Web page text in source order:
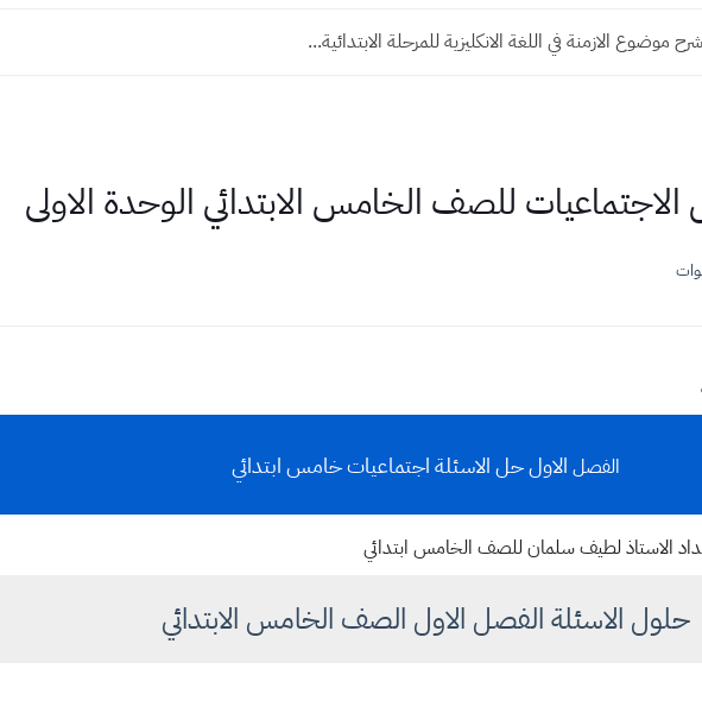
موضوع الازمنة في اللغة الانكليزية للمرحلة الابتدائية...
للصف الخامس الابتدائي الوحدة الاولى
الفصل الاولحل الاسئلة اجتماعيات خامس ابتدائي
الاستاذ لطيف سلمان للصف الخامس ابتدائي
حلول الاسئلة الفصل الاول الصف الخامس الابتدائي